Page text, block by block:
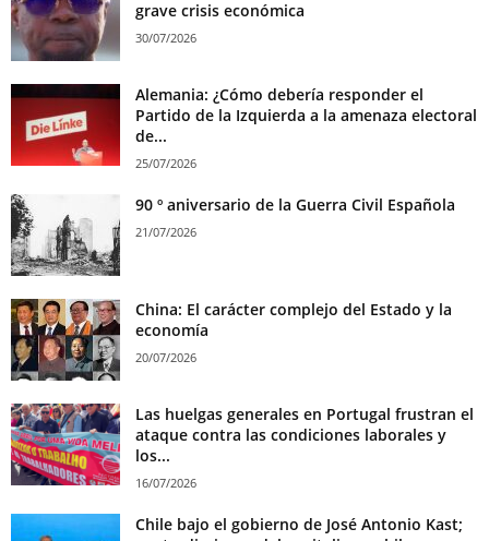
grave crisis económica
30/07/2026
Alemania: ¿Cómo debería responder el
Partido de la Izquierda a la amenaza electoral
de...
25/07/2026
90 º aniversario de la Guerra Civil Española
21/07/2026
China: El carácter complejo del Estado y la
economía
20/07/2026
Las huelgas generales en Portugal frustran el
ataque contra las condiciones laborales y
los...
16/07/2026
Chile bajo el gobierno de José Antonio Kast;